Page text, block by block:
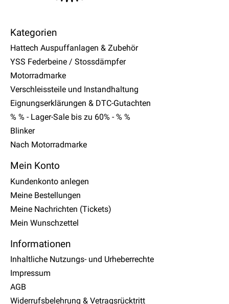
Kategorien
Hattech Auspuffanlagen & Zubehör
YSS Federbeine / Stossdämpfer
Motorradmarke
Verschleissteile und Instandhaltung
Eignungserklärungen & DTC-Gutachten
% % - Lager-Sale bis zu 60% - % %
Blinker
Nach Motorradmarke
Mein Konto
Kundenkonto anlegen
Meine Bestellungen
Meine Nachrichten (Tickets)
Mein Wunschzettel
Informationen
Inhaltliche Nutzungs- und Urheberrechte
Impressum
AGB
Widerrufsbelehrung & Vetragsrücktritt